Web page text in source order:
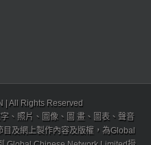
| All Rights Reserved
、照片、圖像、圖 畫、圖表、聲音
及網上製作內容及版權，為Global